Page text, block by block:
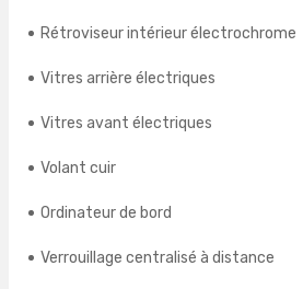
Rétroviseur intérieur électrochrome
Vitres arrière électriques
Vitres avant électriques
Volant cuir
Ordinateur de bord
Verrouillage centralisé à distance